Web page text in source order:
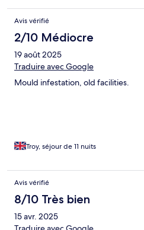
about it until I went down to ask if
where I can buy toiletries.
Avis vérifié
2/10 Médiocre
19 août 2025
Traduire avec Google
Mould infestation, old facilities.
Troy, séjour de 11 nuits
Avis vérifié
8/10 Très bien
15 avr. 2025